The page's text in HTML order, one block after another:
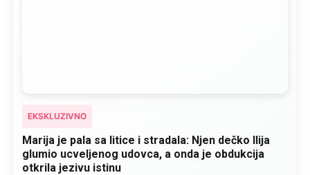
EKSKLUZIVNO
Marija je pala sa litice i stradala: Njen dečko Ilija
glumio ucveljenog udovca, a onda je obdukcija
otkrila jezivu istinu